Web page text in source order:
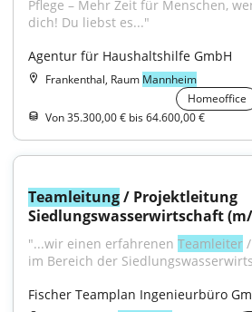
Pflege – Mehr Zeit für Menschen,
dich! Du liebst es..."
Agentur für Haushaltshilfe GmbH
Frankenthal, Raum Mannheim
Homeoffice
Von 35.300,00 € bis 64.600,00 €
Teamleitung / Projektleitung
Siedlungswasserwirtschaft
"...wir einen erfahrenen Teamleiter
im Bereich der
Fischer Teamplan Ingenieurbüro